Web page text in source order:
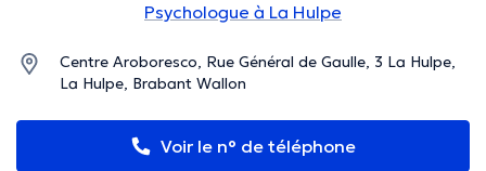
Psychologue à La Hulpe
Centre Aroboresco, Rue Général de Gaulle, 3 La Hulpe,
La Hulpe, Brabant Wallon
Voir le n° de téléphone